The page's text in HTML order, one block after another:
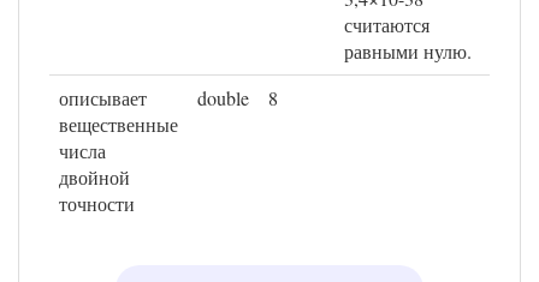
считаются
равными нулю.
описывает
вещественные
числа
двойной
точности
double 8